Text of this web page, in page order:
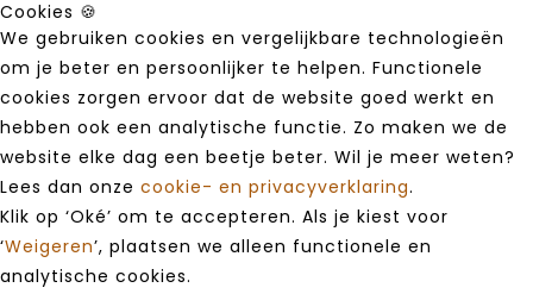
Cookies 🍪
We gebruiken cookies en vergelijkbare technologieën
om je beter en persoonlijker te helpen. Functionele
cookies zorgen ervoor dat de website goed werkt en
hebben ook een analytische functie. Zo maken we de
website elke dag een beetje beter. Wil je meer weten?
Lees dan onze cookie- en privacyverklaring.
Klik op ‘Oké’ om te accepteren. Als je kiest voor
‘Weigeren’, plaatsen we alleen functionele en
analytische cookies.